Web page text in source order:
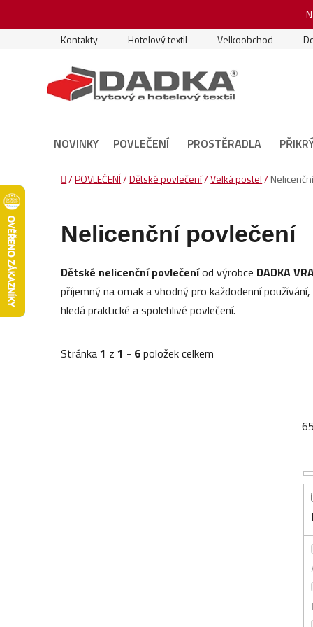
Kontakty
Hotelový textil Velkoobchod
NOVINKY POVLEČENÍ PROSTĚRADLA
Domů
/POVLEČENÍ/Dětské povlečení/Velká postel /
Nelicenční povlečení
Dětské nelicenční povlečeníod výrobce DADKA
příjemný na omak a vhodný pro každodenní
hledá praktické a spolehlivé povlečení.
Stránka1 z1 - 6položek celkem